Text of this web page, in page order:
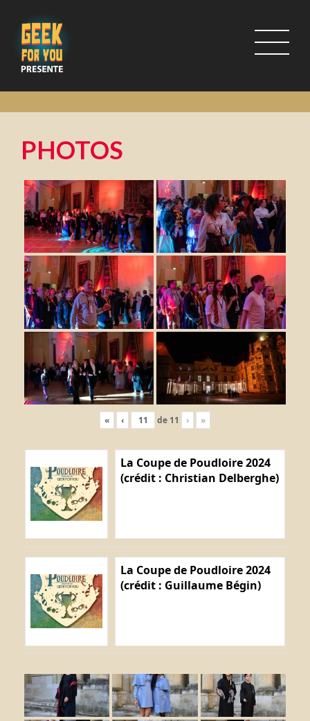
PHOTOS
« ‹ de 11 › »
La Coupe de Poudloire 2024
(crédit : Christian Delberghe)
La Coupe de Poudloire 2024
(crédit : Guillaume Bégin)